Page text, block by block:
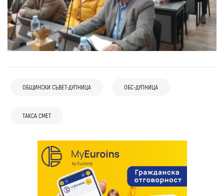
ОБЩИНСКИ СЪВЕТ-ДУПНИЦА ОБС-ДУПНИЦА
ТАКСА СМЕТ